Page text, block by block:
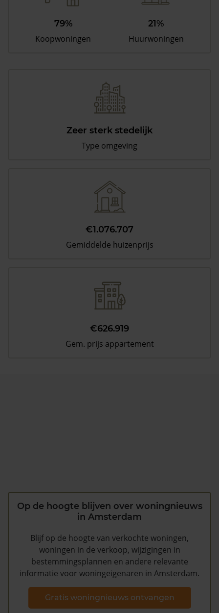
79%
Koopwoningen
21%
Huurwoningen
Zeer sterk stedelijk
Type omgeving
€1.076.707
Gemiddelde huizenprijs
€626.919
Gem. prijs appartement
Op de hoogte blijven over woningnieuws
in Amsterdam
Blijf op de hoogte van verkochte woningen,
woningen in de verkoop, wijzigingen in
bestemmingsplannen en andere relevante
informatie voor woningeigenaren in Amsterdam.
Gratis woningnieuws ontvangen